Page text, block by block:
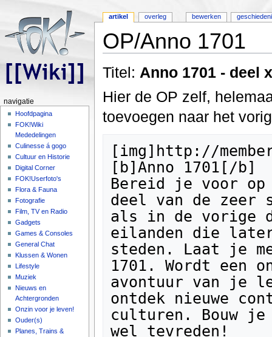
OP/Anno 1701
Titel: Anno 1701 - deel x
Hier de OP zelf,
toevoegen naar het
[img]http://members.chello.nl/a.smits676/header.jpg[/img]
[b]Anno 1701[/b]
Bereid je voor op de beste Anno ooit. In het derde deel van de zeer succesvolle Anno serie ga je net als in de vorige delen op ontdekking naar nieuwe eilanden die later uit kunnen groeien tot enorme steden. Laat je meeslepen in de wereld van Anno 1701. Wordt een ontdekkingsreiziger en beleef het avontuur van je leven! Verken de zeven zeeen, ontdek nieuwe continenten en maak kennis met nieuwe culturen. Bouw je eigen stad, maar houd je inwoners wel tevreden!

De [url=http://www.anno1701.com/]officiele Anno 1701 website[/url].

[b]Demo[/b]
Zie een van de links op deze pagina: 
http://anno1701.com/launch/index.php?lg=en&l1=downloads&l2=demo

[b]Patch 1.01[/b]
[quote][b][url=http://anno1701.com/launch/index.php?lg=en&l1=downloads&l2=patch]ANNO 1701 � Downloads � Patch[/url][/b]
The first ANNO 1701 patch, version 1.01, is now available to download for the german and the UK version - free of charge.
The other language versions will be patched step by step.

It includes more improvements to the game balance and has also fixed some minor errors in the game. It contains some really good new features too![/quote]

Downloads:
[b]Engels (UK)[/b] - [url=http://www.3dgamers.com/de/dlselect/games/anno1701/anno1701_patch101_uk.exe.html]Patch 1.01 UK[/url]
[b]Engels (US)[/b] - [url=http://www.3dgamers.com/de/dlselect/games/anno1701/1701ad_patch101_usa.exe.html]Patch 1.01 US[/url]
[b]Duits (GER)[/b] - [url=http://www.3dgamers.com/de/dlselect/games/anno1701/anno1701_patch101_ger.exe.html]Patch 1.01 GER[/url]

Platform: PC CD-Rom
Genre: Strategie
Ontwikkelaar: Sunflowers
Adviesprijs: 49,99 euro

[b]Minimale Systeemeisen[/b]
[*] Windows� 2000 or Windows� XP
[*] 2,2 GHz Intel Pentium 4� or equivalent processor
[*] 512 MB RAM
[*] 64 MB with 1.1 pixel shader GPU
[*] 3,5 GB Hard Disk Space
[*] DVD 4x

[b]Aanbevolen Systeemeisen[/b]
[*] 3 GHz Intel Pentium 4� or equivalent processor
[*] 1 GB RAM
[*] 256 MB with 2.0 pixel shader GPU

[b]Verschillende smaken...[/b]
[img]http://ec3.images-amazon.com/images/P/B000HX1P5E.01.PT01._SS400_SCLZZZZZZZ_V40266821_.jpg[/img]
(standaard 1 DVD game)

[img]http://images.bol.de/images-adb/8d/e4/8de4c604-407b-451e-879b-706cd2a2453e.jpg[/img]
Limited Edition (Duitsland only), 17001 stuks ;).

[b]Screenshots[/b]
Er is een groot aantal screenshots te vinden op de officiele Anno 1701 website.
Volg deze link om de pagina te laden: [url=http://www.anno1701.com/launch/index.php?lg=en&l1=downloads&l2=screenshots]Screenshot galerij[/url].
Hieronder volgt een kleine selectie :).

[url=http://images.sunflowers.de/anno1701/screenshots/produktionsketten_nahrung_008.jpg][img]http://images.sunflowers.de/anno1701/screenshots/content/produktionsketten_nahrung_008_th.gif[/img][/url][url=http://images.sunflowers.de/anno1701/screenshots/
artikel overleg bewerken
navigatie
Hoofdpagina
FOK!Wiki
Mededelingen
Culinesse á gogo
Cultuur en Historie
Digital Corner
FOK!Userfoto's
Flora & Fauna
Fotografie
Film, TV en Radio
Gadgets
Games & Consoles
General Chat
Klussen & Wonen
Lifestyle
Muziek
Nieuws en
Achtergronden
Onzin voor je leven!
Ouder(s)
Planes, Trains &